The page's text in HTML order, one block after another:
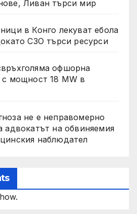
Ливан търси мир
в Конго лекуват ебола
СЗО търси ресурси
офшорна
с мощност 18 MW в
не е неправомерно
адвокатът на обвиняемия
наблюдател